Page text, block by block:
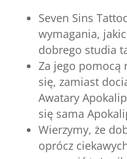
Seven Sins
wymagania,
dobrego studia
Za jego pomocą
się, zamiast
Awatary
się sama
Wierzymy, że
oprócz